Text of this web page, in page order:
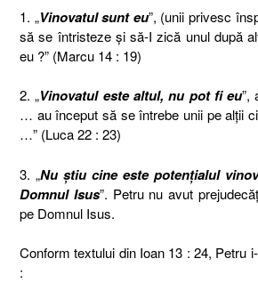
1. „Vinovatul sunt eu”, (unii privesc
să se întristeze şi să-I zică unul după
eu ?” (Marcu 14 : 19)
2. „Vinovatul este altul, nu pot fi eu”,
… au început să se întrebe unii pe alţii
…” (Luca 22 : 23)
3. „Nu ştiu cine este potenţialul
Domnul Isus”. Petru nu avut
pe Domnul Isus.
Conform textului din Ioan 13 : 24, Petru
: